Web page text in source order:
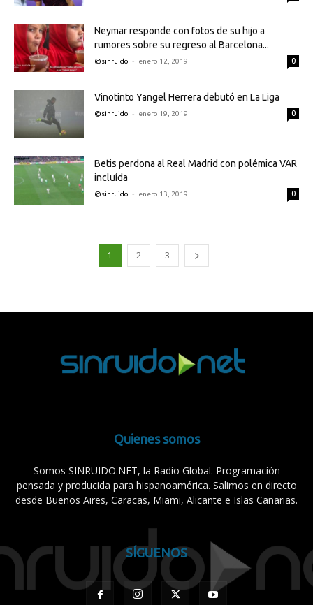
Neymar responde con fotos de su hijo a
rumores sobre su regreso al Barcelona...
@sinruido - enero 12, 2019 0
Vinotinto Yangel Herrera debutó en La Liga
@sinruido - enero 19, 2019 0
Betis perdona al Real Madrid con polémica VAR
incluída
@sinruido - enero 13, 2019 0
1 2 3
Quienes somos
Somos SINRUIDO.NET, la Radio Global. Programación
pensada y producida para hispanoamérica. Salimos en directo
desde Buenos Aires, Caracas, Miami, Alicante e Islas Canarias.
SÍGUENOS